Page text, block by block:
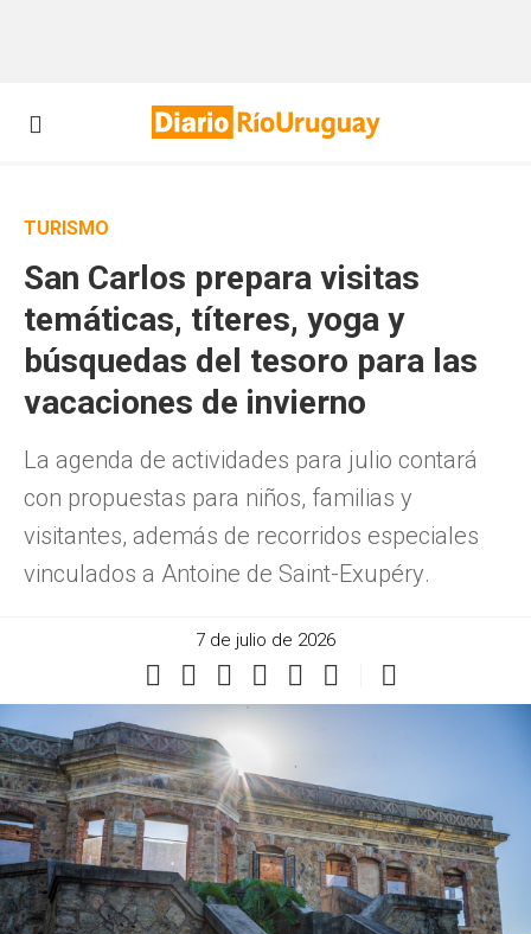
TURISMO
San Carlos prepara visitas
temáticas, títeres, yoga y
búsquedas del tesoro para las
vacaciones de invierno
La agenda de actividades para julio contará
con propuestas para niños, familias y
visitantes, además de recorridos especiales
vinculados a Antoine de Saint-Exupéry.
7 de julio de 2026